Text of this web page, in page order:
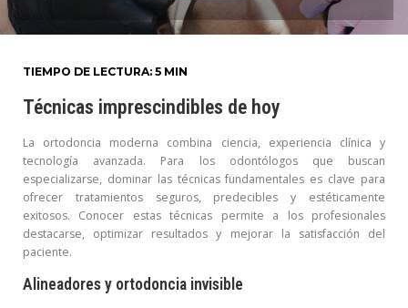
TIEMPO DE LECTURA: 5 MIN
Técnicas imprescindibles de hoy
La ortodoncia moderna combina ciencia, experiencia clínica y
tecnología avanzada. Para los odontólogos que buscan
especializarse, dominar las técnicas fundamentales es clave para
ofrecer tratamientos seguros, predecibles y estéticamente
exitosos. Conocer estas técnicas permite a los profesionales
destacarse, optimizar resultados y mejorar la satisfacción del
paciente.
Alineadores y ortodoncia invisible